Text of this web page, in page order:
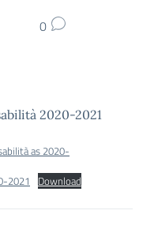
0
2020-2021
as 2020-
2021
Download